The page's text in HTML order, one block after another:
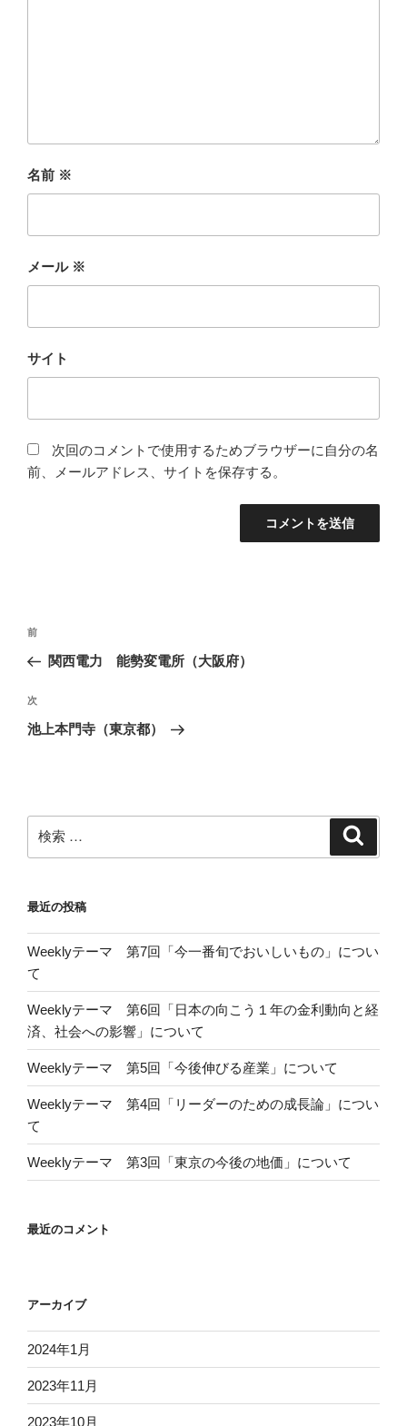
名前 ※
メール ※
サイト
次回のコメントで使用するためブラウザーに自分の名
前、メールアドレス、サイトを保存する。
投
ナ
ビ
ゲ
ン
過
去
投
稿
前
関西電力 能勢変電所（大阪府）
次
の
次
池上本門寺（東京都）
索:
最近の投稿
Weeklyテーマ 第7回「今一番旬でおいしいもの」につい
て
Weeklyテーマ 第6回「日本の向こう１年の金利動向と経
済、社会への影響」について
Weeklyテーマ 第5回「今後伸びる産業」について
Weeklyテーマ 第4回「リーダーのための成長論」につい
て
Weeklyテーマ 第3回「東京の今後の地価」について
最近のコメント
アーカイブ
2024年1月
2023年11月
2023年10月